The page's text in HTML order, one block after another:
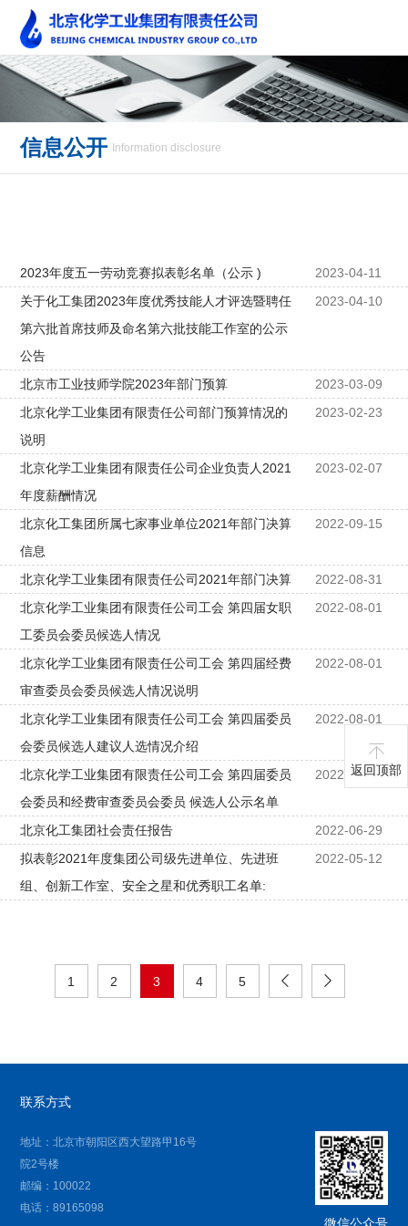
信息公开 Information disclosure
2023年度五一劳动竞赛拟表彰名单（公示 )
2023-04-11
关于化工集团2023年度优秀技能人才评选暨聘任
第六批首席技师及命名第六批技能工作室的公示
公告
2023-04-10
北京市工业技师学院2023年部门预算
2023-03-09
北京化学工业集团有限责任公司部门预算情况的
说明
2023-02-23
北京化学工业集团有限责任公司企业负责人2021
年度薪酬情况
2023-02-07
北京化工集团所属七家事业单位2021年部门决算
信息
2022-09-15
北京化学工业集团有限责任公司2021年部门决算
2022-08-31
北京化学工业集团有限责任公司工会 第四届女职
工委员会委员候选人情况
2022-08-01
北京化学工业集团有限责任公司工会 第四届经费
审查委员会委员候选人情况说明
2022-08-01
北京化学工业集团有限责任公司工会 第四届委员
会委员候选人建议人选情况介绍
2022-08-01
北京化学工业集团有限责任公司工会 第四届委员
会委员和经费审查委员会委员 候选人公示名单
2022-08-01
北京化工集团社会责任报告
2022-06-29
拟表彰2021年度集团公司级先进单位、先进班
组、创新工作室、安全之星和优秀职工名单:
2022-05-12
1 2 3 4 5
返回顶部
联系方式
地址：北京市朝阳区西大望路甲16号
院2号楼
邮编：100022
电话：89165098